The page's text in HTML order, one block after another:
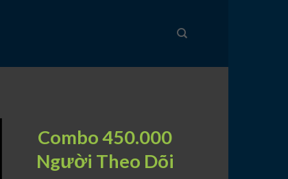
Combo 450.000
Người Theo Dõi